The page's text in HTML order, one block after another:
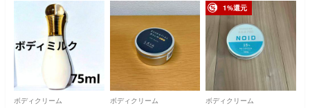
ボディクリーム ボディクリーム
1%還元
ボディクリーム